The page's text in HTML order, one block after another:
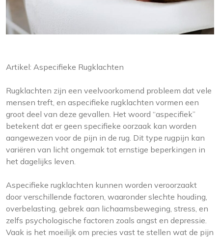
Artikel: Aspecifieke Rugklachten
Rugklachten zijn een veelvoorkomend probleem dat vele
mensen treft, en aspecifieke rugklachten vormen een
groot deel van deze gevallen. Het woord “aspecifiek”
betekent dat er geen specifieke oorzaak kan worden
aangewezen voor de pijn in de rug. Dit type rugpijn kan
variëren van licht ongemak tot ernstige beperkingen in
het dagelijks leven.
Aspecifieke rugklachten kunnen worden veroorzaakt
door verschillende factoren, waaronder slechte houding,
overbelasting, gebrek aan lichaamsbeweging, stress, en
zelfs psychologische factoren zoals angst en depressie.
Vaak is het moeilijk om precies vast te stellen wat de pijn